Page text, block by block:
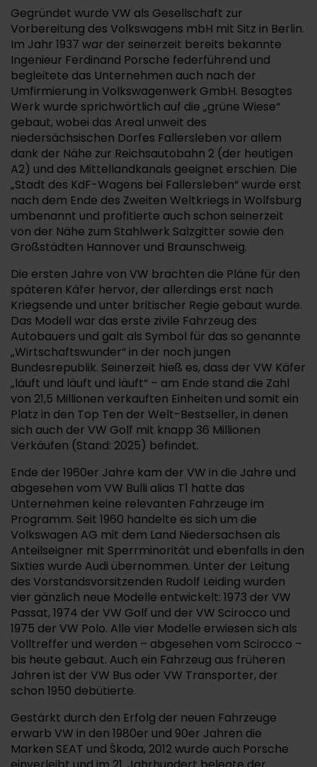
Gegründet wurde VW als Gesellschaft zur
Vorbereitung des Volkswagens mbH mit Sitz in Berlin.
Im Jahr 1937 war der seinerzeit bereits bekannte
Ingenieur Ferdinand Porsche federführend und
begleitete das Unternehmen auch nach der
Umfirmierung in Volkswagenwerk GmbH. Besagtes
Werk wurde sprichwörtlich auf die „grüne Wiese“
gebaut, wobei das Areal unweit des
niedersächsischen Dorfes Fallersleben vor allem
dank der Nähe zur Reichsautobahn 2 (der heutigen
A2) und des Mittellandkanals geeignet erschien. Die
„Stadt des KdF-Wagens bei Fallersleben“ wurde erst
nach dem Ende des Zweiten Weltkriegs in Wolfsburg
umbenannt und profitierte auch schon seinerzeit
von der Nähe zum Stahlwerk Salzgitter sowie den
Großstädten Hannover und Braunschweig.
Die ersten Jahre von VW brachten die Pläne für den
späteren Käfer hervor, der allerdings erst nach
Kriegsende und unter britischer Regie gebaut wurde.
Das Modell war das erste zivile Fahrzeug des
Autobauers und galt als Symbol für das so genannte
„Wirtschaftswunder“ in der noch jungen
Bundesrepublik. Seinerzeit hieß es, dass der VW Käfer
„läuft und läuft und läuft“ – am Ende stand die Zahl
von 21,5 Millionen verkauften Einheiten und somit ein
Platz in den Top Ten der Welt-Bestseller, in denen
sich auch der VW Golf mit knapp 36 Millionen
Verkäufen (Stand: 2025) befindet.
Ende der 1960er Jahre kam der VW in die Jahre und
abgesehen vom VW Bulli alias T1 hatte das
Unternehmen keine relevanten Fahrzeuge im
Programm. Seit 1960 handelte es sich um die
Volkswagen AG mit dem Land Niedersachsen als
Anteilseigner mit Sperrminorität und ebenfalls in den
Sixties wurde Audi übernommen. Unter der Leitung
des Vorstandsvorsitzenden Rudolf Leiding wurden
vier gänzlich neue Modelle entwickelt: 1973 der VW
Passat, 1974 der VW Golf und der VW Scirocco und
1975 der VW Polo. Alle vier Modelle erwiesen sich als
Volltreffer und werden – abgesehen vom Scirocco –
bis heute gebaut. Auch ein Fahrzeug aus früheren
Jahren ist der VW Bus oder VW Transporter, der
schon 1950 debütierte.
Gestärkt durch den Erfolg der neuen Fahrzeuge
erwarb VW in den 1980er und 90er Jahren die
Marken SEAT und Škoda, 2012 wurde auch Porsche